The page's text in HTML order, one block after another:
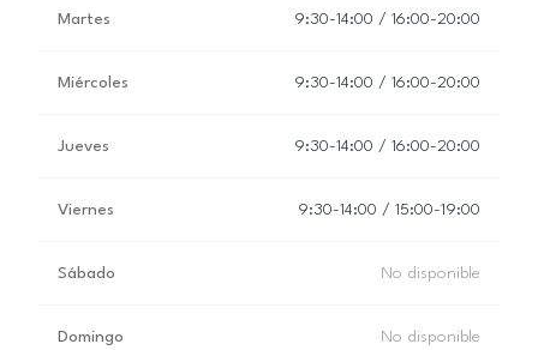
Martes 9:30-14:00 / 16:00-20:00
Miércoles 9:30-14:00 / 16:00-20:00
Jueves 9:30-14:00 / 16:00-20:00
Viernes 9:30-14:00 / 15:00-19:00
Sábado No disponible
Domingo No disponible